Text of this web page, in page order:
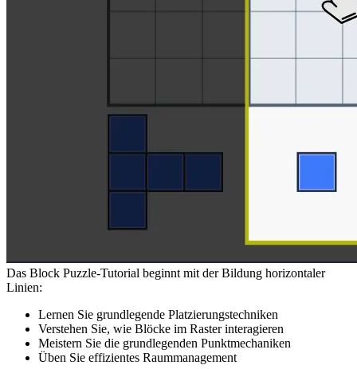
Das Block Puzzle-Tutorial beginnt mit der Bildung horizontaler
Linien:
Lernen Sie grundlegende Platzierungstechniken
Verstehen Sie, wie Blöcke im Raster interagieren
Meistern Sie die grundlegenden Punktmechaniken
Üben Sie effizientes Raummanagement